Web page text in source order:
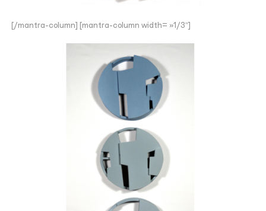
[/mantra-column] [mantra-column width= »1/3″]